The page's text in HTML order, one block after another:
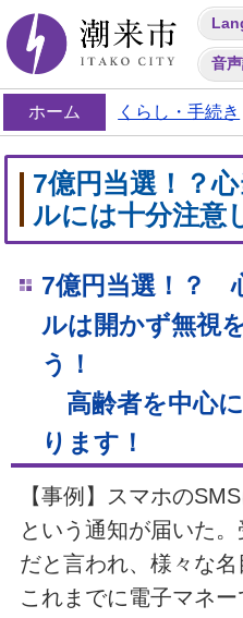
潮来
音
ホーム くらし・手続き
7億円当選！？
ルには十分注意
7億円当選！？
ルは開かず無視
高齢者を中心
ります！
【事例】スマホの
という通知が届いた
だと言われ、様々な名
これまでに電子マネ